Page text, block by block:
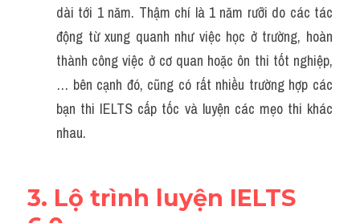
dài tới 1 năm. Thậm chí là 1 năm rưỡi do các tác
động từ xung quanh như việc học ở trường, hoàn
thành công việc ở cơ quan hoặc ôn thi tốt nghiệp,
… bên cạnh đó, cũng có rất nhiều trường hợp các
bạn thi IELTS cấp tốc và luyện các mẹo thi khác
nhau.
3. Lộ trình luyện IELTS